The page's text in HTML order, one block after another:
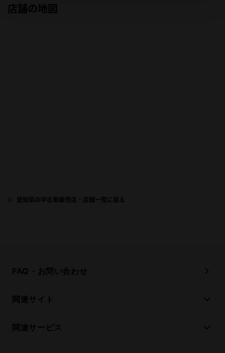
店舗の地図
愛知県の中古車販売店・店舗一覧に戻る
FAQ・お問い合わせ
関連サイト
関連サービス